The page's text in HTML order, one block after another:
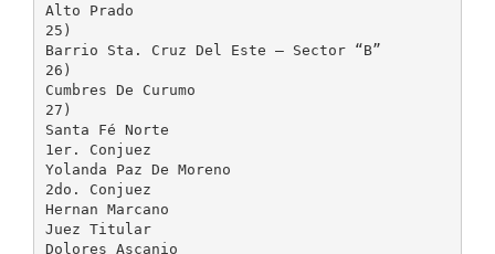
Alto Prado
25)
Barrio Sta. Cruz Del Este – Sector “B”
26)
Cumbres De Curumo
27)
Santa Fé Norte
1er. Conjuez
Yolanda Paz De Moreno
2do. Conjuez
Hernan Marcano
Juez Titular
Dolores Ascanio